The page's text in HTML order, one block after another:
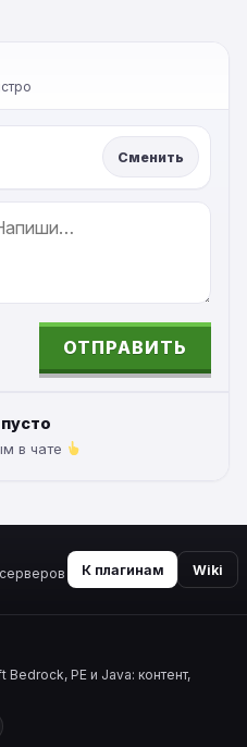
Сменить
ОТПРАВИТЬ
в чате
К плагинам Wiki
PE и Java: контент,